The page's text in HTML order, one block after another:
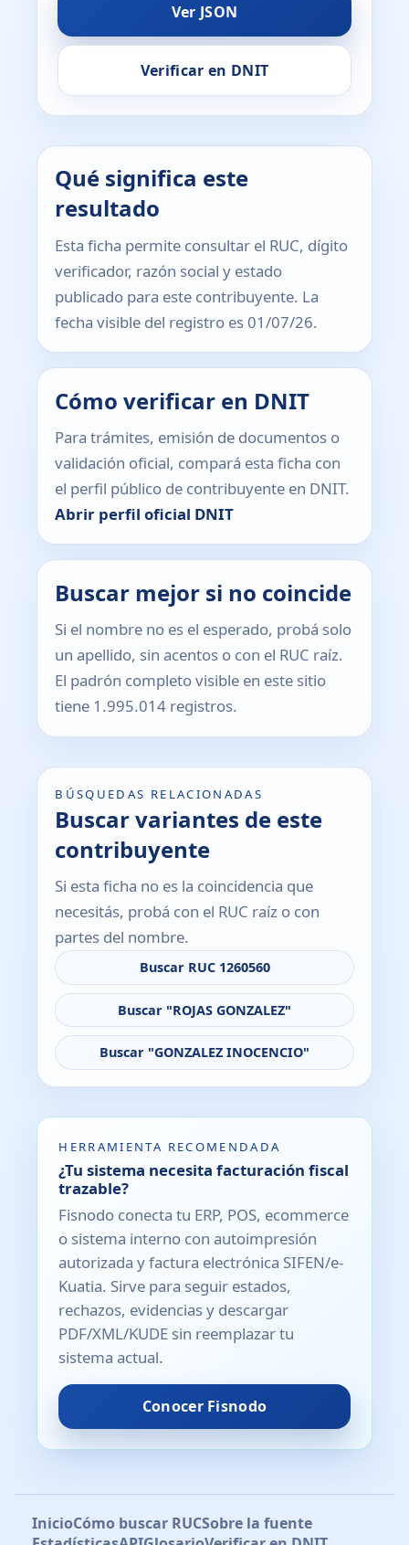
Ver JSON
Verificar en DNIT
Qué significa este
resultado
Esta ficha permite consultar el RUC, dígito
verificador, razón social y estado
publicado para este contribuyente. La
fecha visible del registro es 01/07/26.
Cómo verificar en DNIT
Para trámites, emisión de documentos o
validación oficial, compará esta ficha con
el perfil público de contribuyente en DNIT.
Abrir perfil oficial DNIT
Buscar mejor si no coincide
Si el nombre no es el esperado, probá solo
un apellido, sin acentos o con el RUC raíz.
El padrón completo visible en este sitio
tiene 1.995.014 registros.
BÚSQUEDAS RELACIONADAS
Buscar variantes de este
contribuyente
Si esta ficha no es la coincidencia que
necesitás, probá con el RUC raíz o con
partes del nombre.
Buscar RUC 1260560
Buscar "ROJAS GONZALEZ"
Buscar "GONZALEZ INOCENCIO"
HERRAMIENTA RECOMENDADA
¿Tu sistema necesita facturación fiscal
trazable?
Fisnodo conecta tu ERP, POS, ecommerce
o sistema interno con autoimpresión
autorizada y factura electrónica SIFEN/e-
Kuatia. Sirve para seguir estados,
rechazos, evidencias y descargar
PDF/XML/KUDE sin reemplazar tu
sistema actual.
Conocer Fisnodo
InicioCómo buscar RUCSobre la fuente